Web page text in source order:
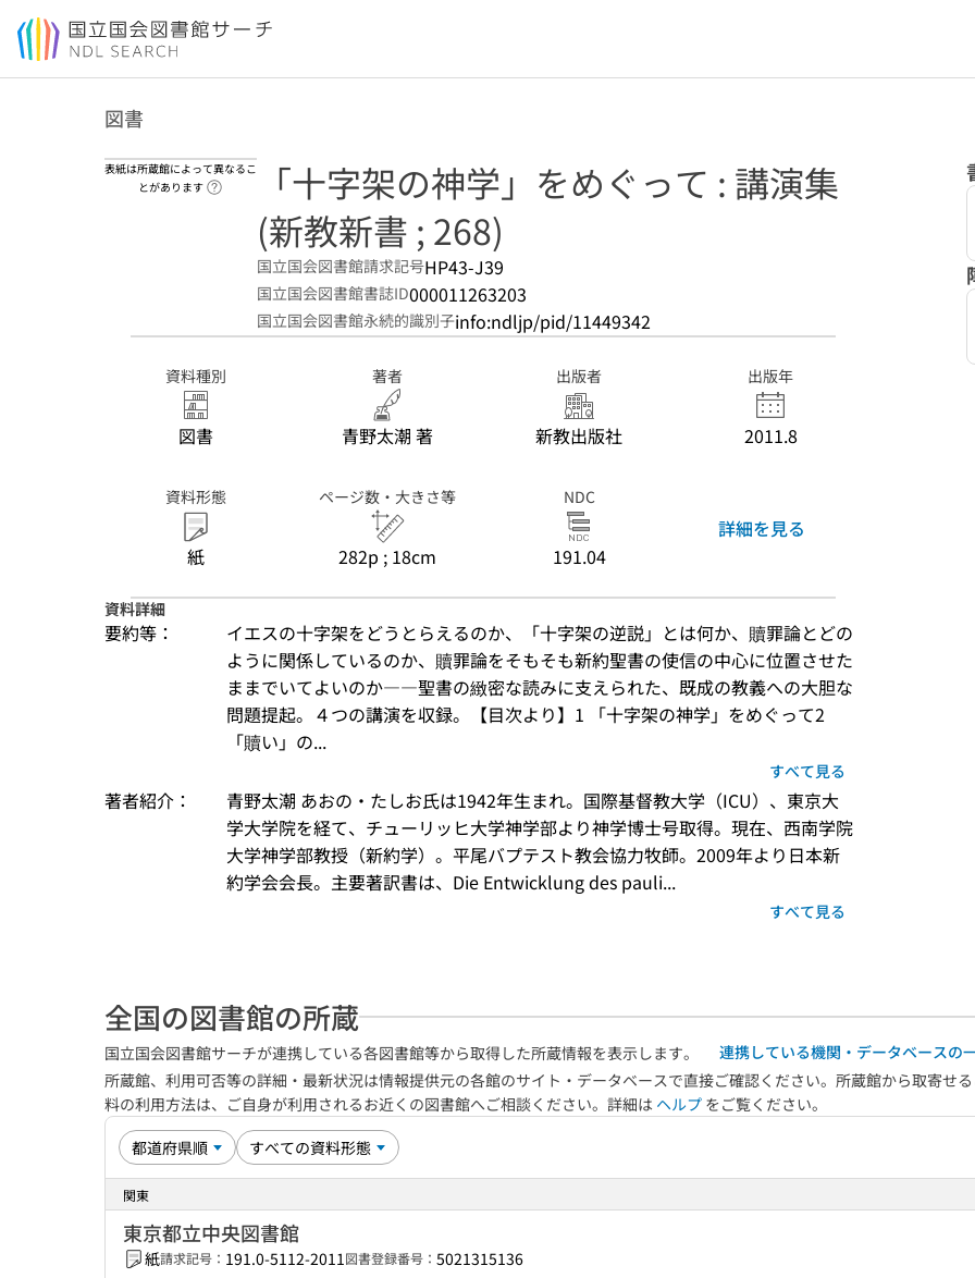
本文へ移動
図書
表紙は所蔵館によって異なるこ
とがあります
ヘルプページへのリンク
「十字架の神学」をめぐって : 講演集
(新教新書 ; 268)
国立国会図書館請求記号HP43-J39
国立国会図書館書誌ID000011263203
国立国会図書館永続的識別子info:ndljp/pid/11449342
資料種別
図書
著者
青野太潮 著
出版者
新教出版社
出版年
2011.8
資料形態
紙
ページ数・大きさ等
282p ; 18cm
NDC
191.04
詳細を見る
資料詳細
要約等：
イエスの十字架をどうとらえるのか、「十字架の逆説」とは何か、贖罪論とどの
ように関係しているのか、贖罪論をそもそも新約聖書の使信の中心に位置させた
ままでいてよいのか――聖書の緻密な読みに支えられた、既成の教義への大胆な
問題提起。４つの講演を収録。【目次より】1 「十字架の神学」をめぐって2
「贖い」の...
すべて見る
著者紹介：
青野太潮 あおの・たしお氏は1942年生まれ。国際基督教大学（ICU）、東京大
学大学院を経て、チューリッヒ大学神学部より神学博士号取得。現在、西南学院
大学神学部教授（新約学）。平尾バプテスト教会協力牧師。2009年より日本新
約学会会長。主要著訳書は、Die Entwicklung des pauli...
すべて見る
全国の図書館の所蔵
国立国会図書館サーチが連携している各図書館等から取得した所蔵情報を表示します。
連携している機関・データベースの
所蔵館、利用可否等の詳細・最新状況は情報提供元の各館のサイト・データベースで直接ご確認ください。所蔵館から取寄せ
料の利用方法は、ご自身が利用されるお近くの図書館へご相談ください。詳細は ヘルプ をご覧ください。
関東
東京都立中央図書館
紙請求記号： 191.0-5112-2011図書登録番号： 5021315136